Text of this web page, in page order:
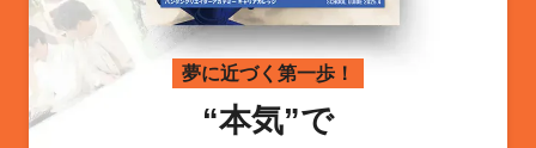
夢に近づく第一歩！
“本気”で